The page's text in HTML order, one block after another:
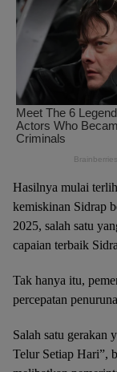
Hasilnya mulai
kemiskinan Sidrap
2025, salah satu
capaian terbaik
Tak hanya itu,
percepatan
Salah satu gerakan
Telur Setiap Hari”,